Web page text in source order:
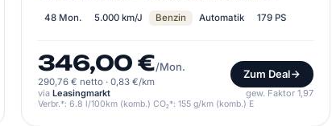
48 Mon. 5.000 km/J Benzin Automatik 179 PS
346,00 €/Mon.
290,76 € netto · 0,83 €/km
Zum Deal
via Leasingmarkt gew. Faktor 1,97
Verbr.*: 6.8 l/100km (komb.) CO₂*: 155 g/km (komb.) E